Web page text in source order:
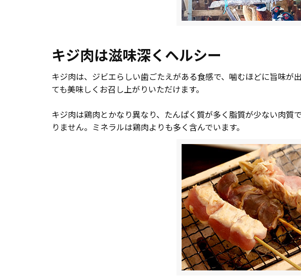
キジ肉は滋味深くヘルシー
キジ肉は、ジビエらしい歯ごたえがある食感で、噛むほどに旨味が
ても美味しくお召し上がりいただけます。
キジ肉は鶏肉とかなり異なり、たんぱく質が多く脂質が少ない肉
りません。ミネラルは鶏肉よりも多く含んでいます。